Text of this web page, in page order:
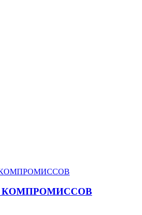
КОМПРОМИССОВ